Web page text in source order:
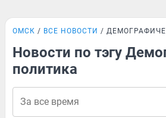
ОМСК ВСЕ НОВОСТИ
Новости по тэгу
политика